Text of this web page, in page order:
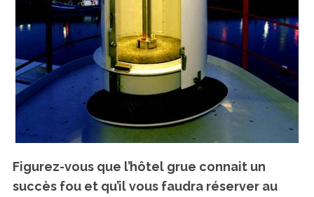
Figurez-vous que l’hôtel grue connait un
succès fou et qu’il vous faudra réserver au